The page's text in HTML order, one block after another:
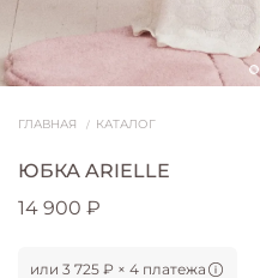
ГЛАВНАЯ КАТАЛОГ
ЮБКА ARIELLE
14 900 ₽
или 3 725 ₽ × 4 платежа